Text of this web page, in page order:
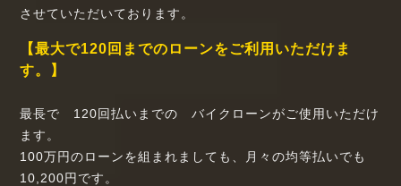
させていただいております。
【最大で120回までのローンをご利用いただけま
す。】
最長で 120回払いまでの バイクローンがご使用いただけ
ます。
100万円のローンを組まれましても、月々の均等払いでも
10,200円です。